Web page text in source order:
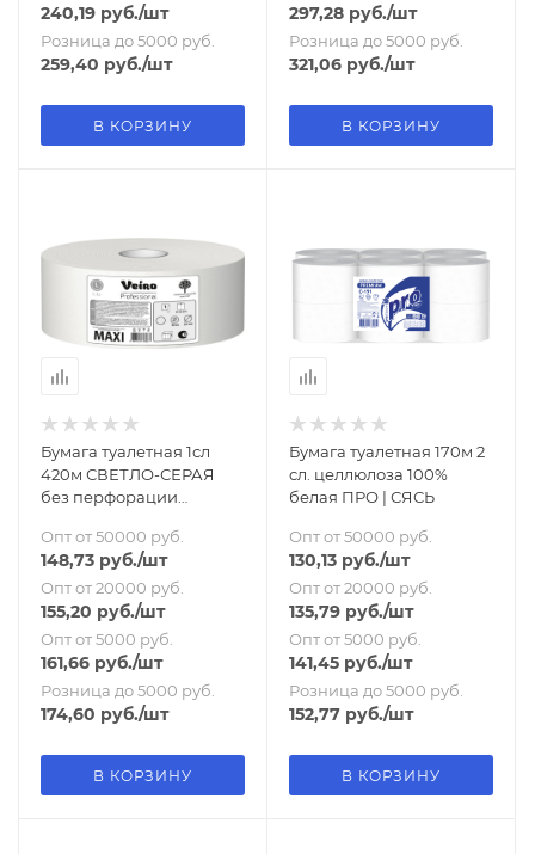
240,19 руб./шт
Розница до 5000 руб.
259,40 руб./шт
В КОРЗИНУ
297,28 руб./шт
Розница до 5000 руб.
321,06 руб./шт
В КОРЗИНУ
Бумага туалетная 1сл
420м СВЕТЛО-СЕРАЯ
без перфорации
Опт от 50000 руб.
148,73 руб./шт
Опт от 20000 руб.
155,20 руб./шт
Опт от 5000 руб.
161,66 руб./шт
Розница до 5000 руб.
174,60 руб./шт
В КОРЗИНУ
Бумага туалетная 170м 2
сл. целлюлоза 100%
белая ПРО | СЯСЬ
Опт от 50000 руб.
130,13 руб./шт
Опт от 20000 руб.
135,79 руб./шт
Опт от 5000 руб.
141,45 руб./шт
Розница до 5000 руб.
152,77 руб./шт
В КОРЗИНУ